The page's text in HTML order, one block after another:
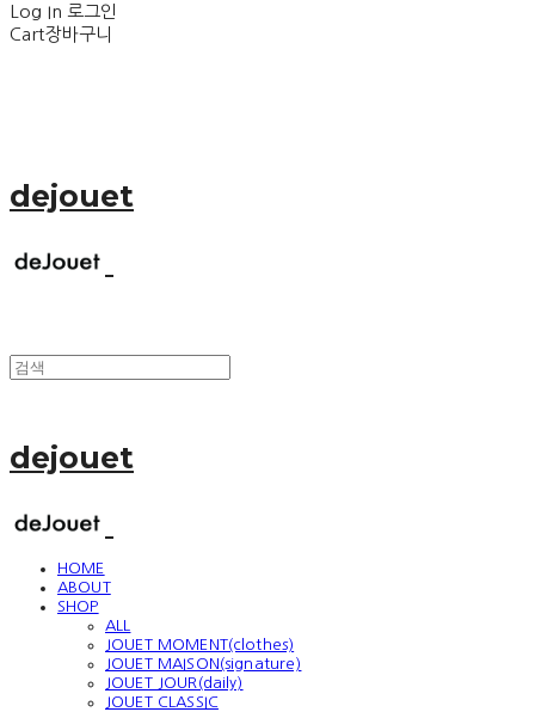
Log In 로그인
Cart장바구니
dejouet
dejouet
HOME
ABOUT
SHOP
ALL
JOUET MOMENT(clothes)
JOUET MAISON(signature)
JOUET JOUR(daily)
JOUET CLASSIC